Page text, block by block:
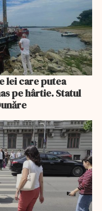
lei care putea
pe hârtie. Statul